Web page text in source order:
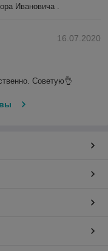
Ивановича .
16.07.2020
Советую👌